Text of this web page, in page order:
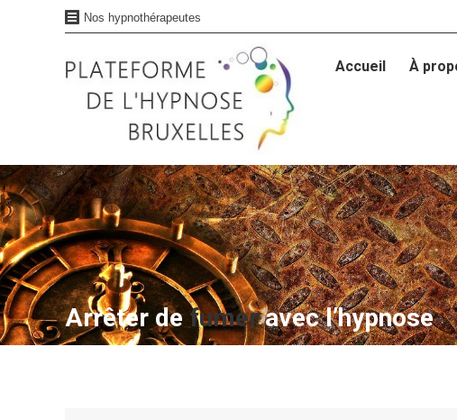
Nos hypnothérapeutes
Accueil À
Arrêter de fumeravec l’hypnose
Accueil À